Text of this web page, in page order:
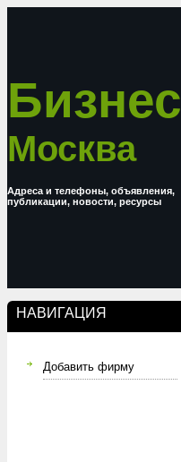
Бизнес
Москва
Адреса и телефоны, объявления,
публикации, новости, ресурсы
НАВИГАЦИЯ
Добавить фирму